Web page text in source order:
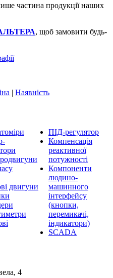
частина продукції наших
АЛЬТЕРА, щоб замовити будь-
| Наявність
двигуни
ПІД-регулятор
Компенсація
реактивної
потужності
Компоненти
людино-
машинного
інтерфейсу
(кнопки,
перемикачі,
індикатори)
SCADA
4